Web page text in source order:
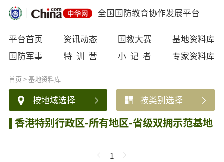
全国国防教育协作发展平台
平台首页 资讯动态 国教大赛
基地资料库
国防军事
特 训 营 小 记 者 专家资料库
首页>基地资料库
按地域选择 按类别选择
香港特别行政区-所有地区-省级双拥示范基地
1